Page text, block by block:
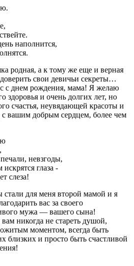
наполнится,
родная, а к тому же еще и верная
свои девичьи секреты…
с днем рождения, мама! Я желаю
здоровья и очень долгих лет, но
счастья, неувядающей красоты и
вашим добрым сердцем, более чем
невзгоды,
глаза -
слеза!
стали для меня второй мамой и я
вас за своего
мужа — вашего сына!
никогда не стареть душой,
моментом, всегда быть
близких и просто быть счастливой